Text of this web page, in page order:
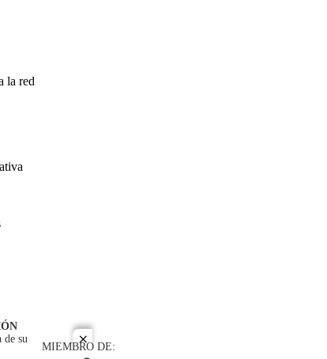
close
la red
de su
MIEMBRO DE: